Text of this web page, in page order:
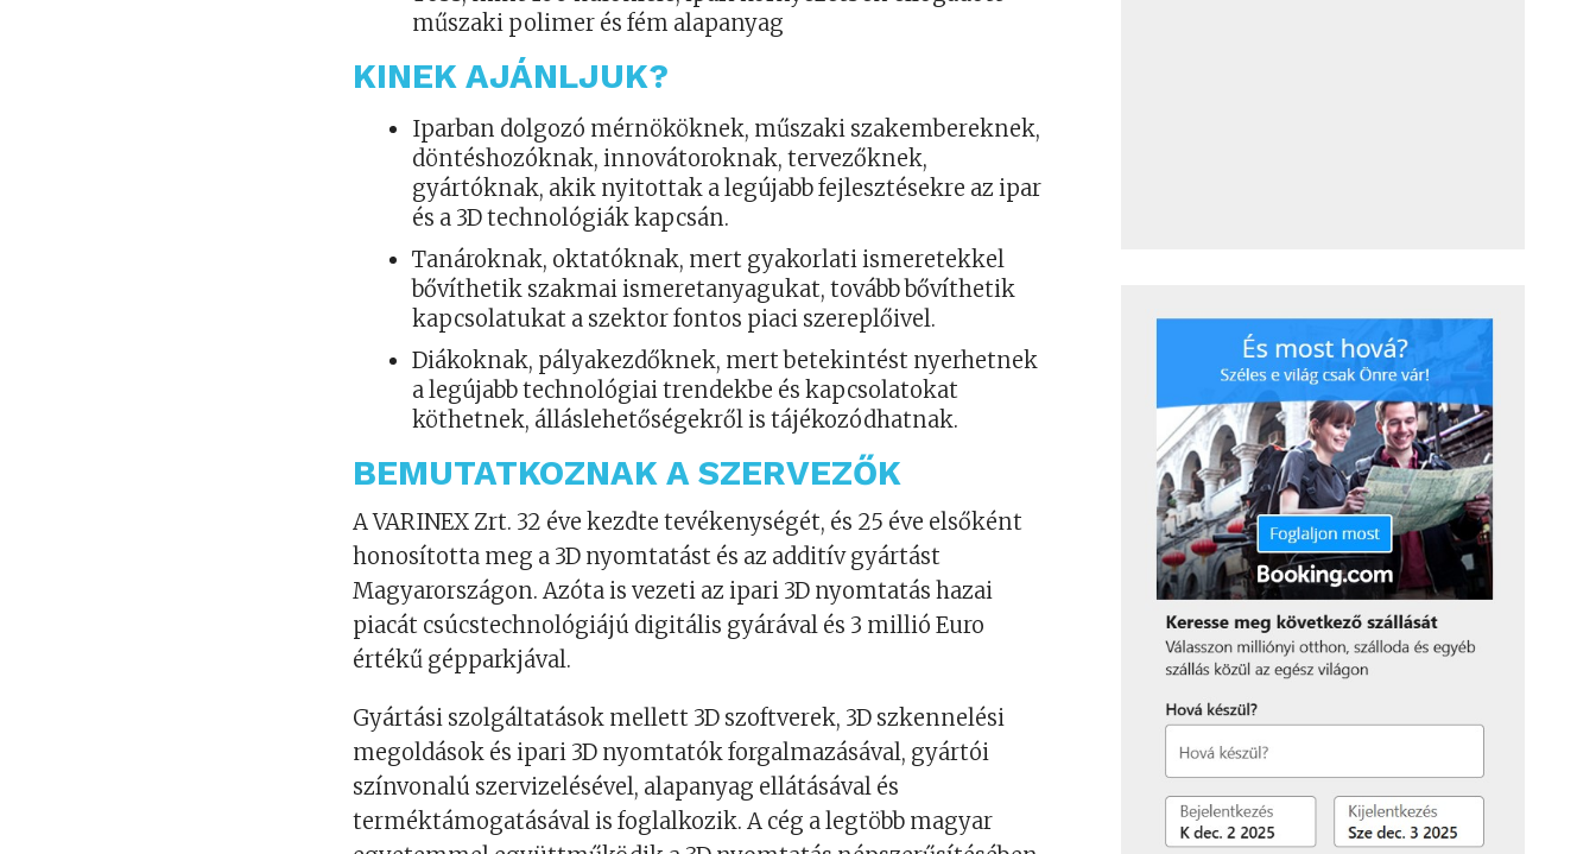
műszaki polimer és fém alapanyag
KINEK AJÁNLJUK?​
Iparban dolgozó mérnököknek, műszaki szakembereknek,
döntéshozóknak, innovátoroknak, tervezőknek,
gyártóknak, akik nyitottak a legújabb fejlesztésekre az ipar
és a 3D technológiák kapcsán.
Tanároknak, oktatóknak, mert gyakorlati ismeretekkel
bővíthetik szakmai ismeretanyagukat, tovább bővíthetik
kapcsolatukat a szektor fontos piaci szereplőivel.
Diákoknak, pályakezdőknek, mert betekintést nyerhetnek
a legújabb technológiai trendekbe és kapcsolatokat
köthetnek, álláslehetőségekről is tájékozódhatnak.
BEMUTATKOZNAK A SZERVEZŐK
A VARINEX Zrt. 32 éve kezdte tevékenységét, és 25 éve elsőként
honosította meg a 3D nyomtatást és az additív gyártást
Magyarországon. Azóta is vezeti az ipari 3D nyomtatás hazai
piacát csúcstechnológiájú digitális gyárával és 3 millió Euro
értékű gépparkjával.
Gyártási szolgáltatások mellett 3D szoftverek, 3D szkennelési
megoldások és ipari 3D nyomtatók forgalmazásával, gyártói
színvonalú szervizelésével, alapanyag ellátásával és
terméktámogatásával is foglalkozik. A cég a legtöbb magyar